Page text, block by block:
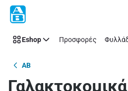
Παράλειψη
Eshop Προσφορές
AB